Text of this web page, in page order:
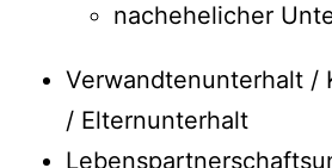
nachehelicher
Verwandtenunterhalt /
/ Elternunterhalt